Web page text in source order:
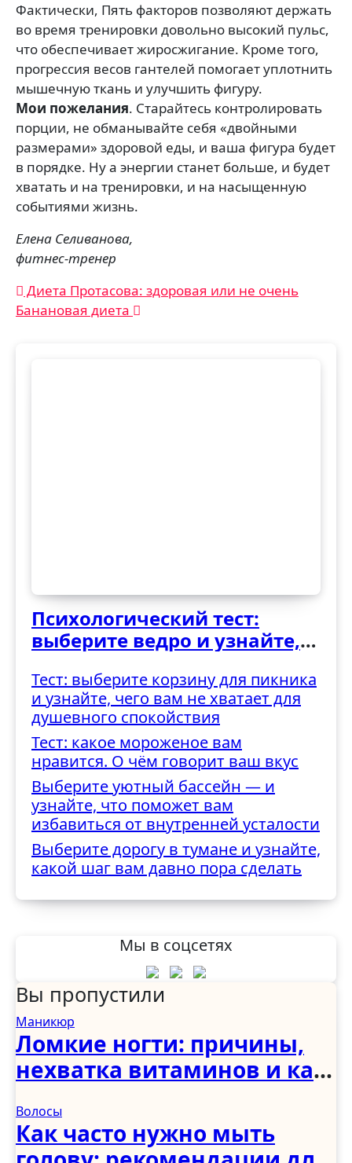
Фактически, Пять факторов позволяют держать
во время тренировки довольно высокий пульс,
что обеспечивает жиросжигание. Кроме того,
прогрессия весов гантелей помогает уплотнить
мышечную ткань и улучшить фигуру.
Мои пожелания. Старайтесь контролировать
порции, не обманывайте себя «двойными
размерами» здоровой еды, и ваша фигура будет
в порядке. Ну а энергии станет больше, и будет
хватать и на тренировки, и на насыщенную
событиями жизнь.
Елена Селиванова,
фитнес-тренер
Навигация
по
Диета Протасова: здоровая или не очень
Банановая диета
Психологический тест:
выберите ведро и узнайте,
трудностями
Тест: выберите корзину для пикника
и узнайте, чего вам не хватает для
душевного спокойствия
Тест: какое мороженое вам
нравится. О чём говорит ваш вкус
Выберите уютный бассейн — и
узнайте, что поможет вам
избавиться от внутренней усталости
Выберите дорогу в тумане и узнайте,
какой шаг вам давно пора сделать
Мы в соцсетях
Вы пропустили
Маникюр
Ломкие ногти: причины,
нехватка витаминов и как
условиях
Волосы
Как часто нужно мыть